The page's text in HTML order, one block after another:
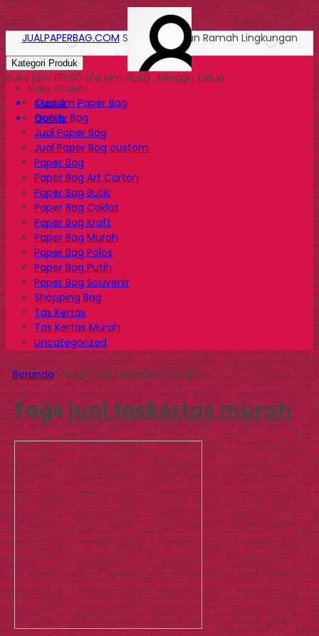
Halo, Guest!
Masuk
Daftar
JUALPAPERBAG.COM Solusi Kemasan Ramah Lingkungan
Kategori Produk
Buka jam 09.00 s/d jam 16.00 , Minggu tutup
Custom Paper Bag
Goody Bag
Jual Paper Bag
Jual Paper Bag custom
Paper Bag
Paper Bag Art Carton
Paper Bag Butik
Paper Bag Coklat
Paper Bag Kraft
Paper Bag Murah
Paper Bag Polos
Paper Bag Putih
Paper Bag Souvenir
Shopping Bag
Tas Kertas
Tas Kertas Murah
Uncategorized
Beranda»Tags "jual taskertas murah"
Tagsjual taskertas murah